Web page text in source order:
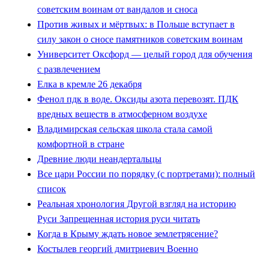
советским воинам от вандалов и сноса
Против живых и мёртвых: в Польше вступает в
силу закон о сносе памятников советским воинам
Университет Оксфорд — целый город для обучения
с развлечением
Елка в кремле 26 декабря
Фенол пдк в воде. Оксиды азота перевозят. ПДК
вредных веществ в атмосферном воздухе
Владимирская сельская школа стала самой
комфортной в стране
Древние люди неандертальцы
Все цари России по порядку (с портретами): полный
список
Реальная хронология Другой взгляд на историю
Руси Запрещенная история руси читать
Когда в Крыму ждать новое землетрясение?
Костылев георгий дмитриевич Военно